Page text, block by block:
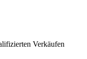
Verkäufen